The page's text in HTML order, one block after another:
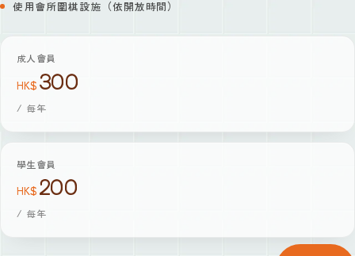
使用會所圍棋設施（依開放時間）
成人會員
HK$ 300
/ 每年
學生會員
HK$ 200
/ 每年